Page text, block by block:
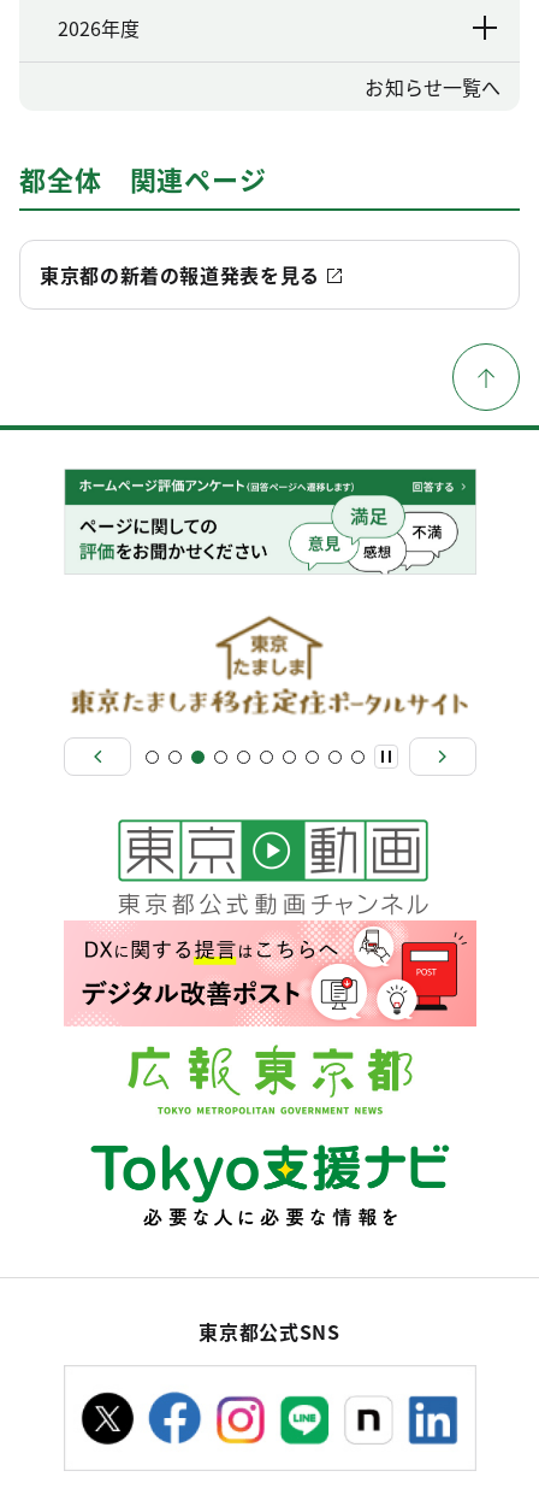
2026年度
お知らせ一覧へ
都全体 関連ページ
東京都の新着の報道発表を見る
東京都公式SNS